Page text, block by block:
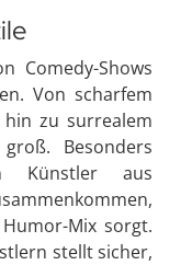
Comedy-Shows
Von scharfem
zu surrealem
Besonders
Künstler aus
Mix sorgt.
stellt sicher,